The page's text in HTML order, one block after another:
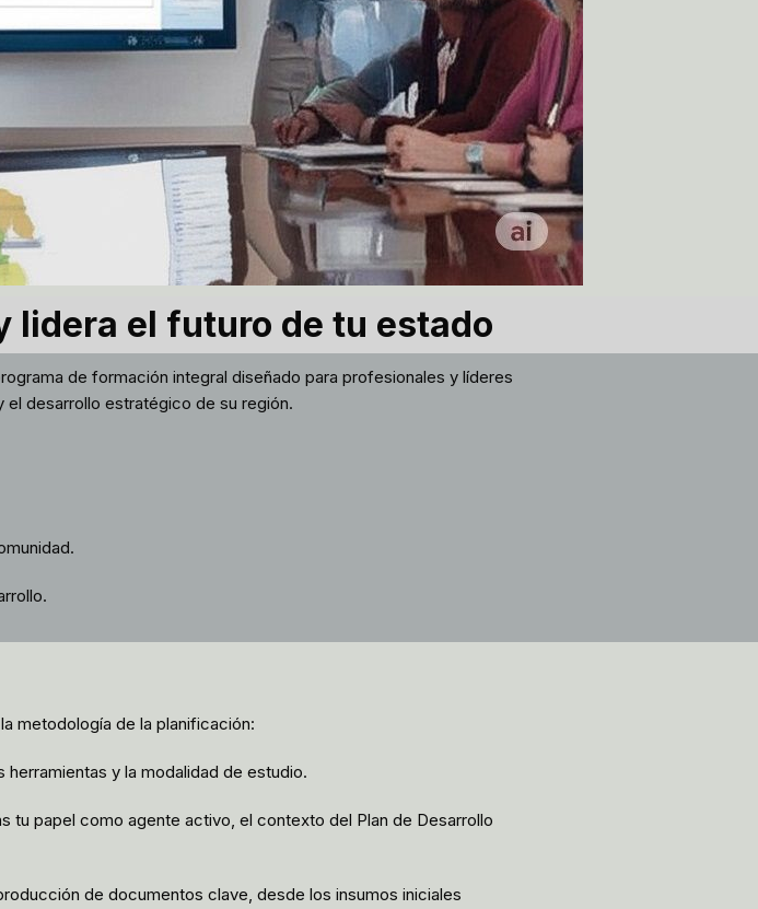
lidera el futuro de tu estado
de formación integral diseñado para profesionales y líderes
desarrollo estratégico de su región.
metodología de la planificación:
herramientas y la modalidad de estudio.
tu papel como agente activo, el contexto del Plan de Desarrollo
de documentos clave, desde los insumos iniciales